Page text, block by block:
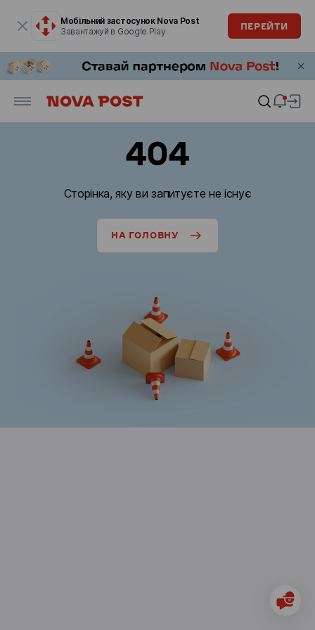
Мобільний застосунок Nova Post
Завантажуй в Google Play
ПЕРЕЙТИ
404
Сторінка, яку ви запитуєте не існує
НА ГОЛОВНУ